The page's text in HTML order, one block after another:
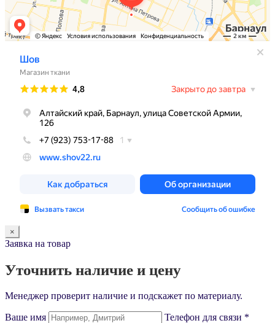
×
Заявка на товар
Уточнить наличие и цену
Менеджер проверит наличие и подскажет по материалу.
Ваше имя
Телефон для связи *